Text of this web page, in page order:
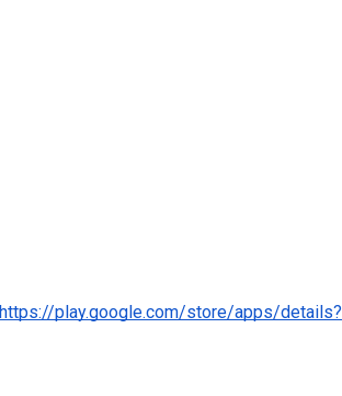
https://play.google.com/store/apps/details?